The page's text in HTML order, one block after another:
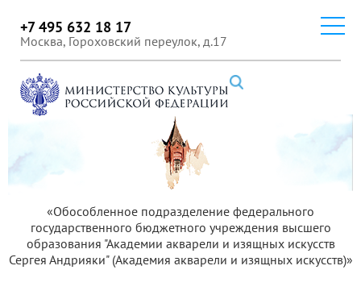
«Обособленное подразделение федерального
государственного бюджетного учреждения высшего
образования "Академии акварели и изящных искусств
Сергея Андрияки" (Академия акварели и изящных искусств)»
+7 495 632 18 17
Москва, Гороховский переулок, д.17